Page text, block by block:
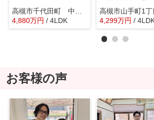
4,880万円 / 4LDK
4,299万円 /
お客様の声